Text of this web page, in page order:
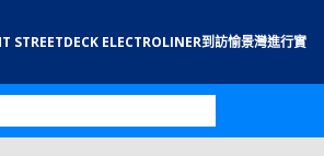
STREETDECK ELECTROLINER到訪愉景灣進行實